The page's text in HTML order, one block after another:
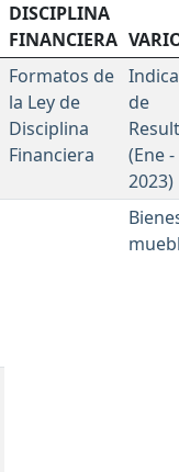
DISCIPLINA
FINANCIERA
Formatos de
la Ley de
Disciplina
Financiera
de
(Ene
2023)